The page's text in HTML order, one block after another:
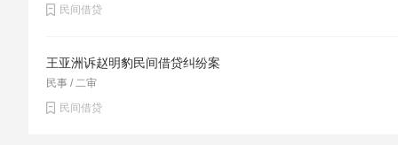
民间借贷
王亚洲诉赵明豹民间借贷纠纷案
民事 / 二审
民间借贷